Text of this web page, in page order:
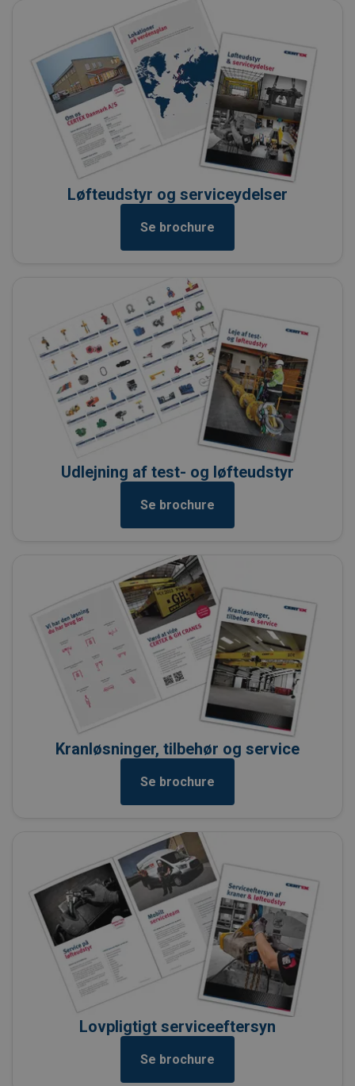
Løfteudstyr og serviceydelser
Se brochure
Udlejning af test- og løfteudstyr
Se brochure
Kranløsninger, tilbehør og service
Se brochure
Lovpligtigt serviceeftersyn
Se brochure